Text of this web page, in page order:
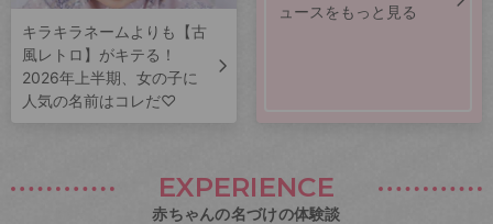
キラキラネームよりも【古
風レトロ】がキテる！
2026年上半期、女の子に
人気の名前はコレだ♡
ュースをもっと見る
EXPERIENCE
赤ちゃんの名づけの体験談